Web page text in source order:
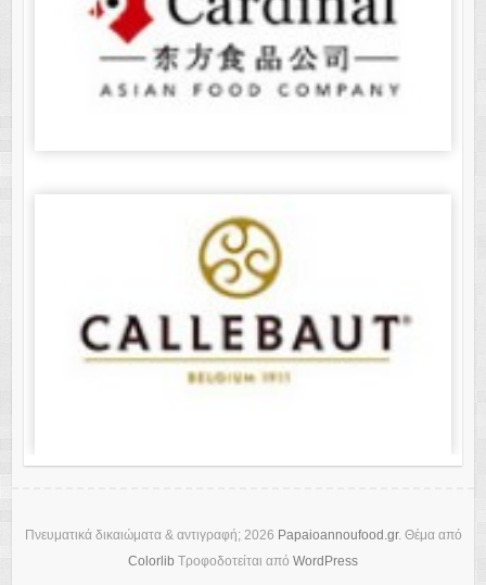
Πνευματικά δικαιώματα & αντιγραφή; 2026 Papaioannoufood.gr. Θέμα από
Colorlib Τροφοδοτείται από WordPress